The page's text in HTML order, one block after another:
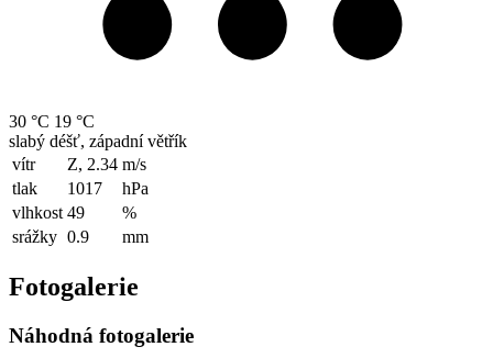
30 °C 19 °C
slabý déšť, západní větřík
vítr
Z, 2.34 m/s
tlak
1017
hPa
vlhkost 49
%
srážky 0.9 mm
Fotogalerie
Náhodná fotogalerie